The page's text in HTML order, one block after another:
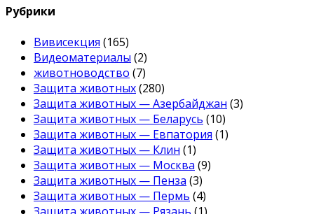
Рубрики
Вивисекция (165)
Видеоматериалы (2)
животноводство (7)
Защита животных(280)
Защита животных — Азербайджан (3)
Защита животных — Беларусь (10)
Защита животных — Евпатория (1)
Защита животных — Клин (1)
Защита животных — Москва (9)
Защита животных — Пенза (3)
Защита животных — Пермь (4)
Защита животных — Рязань (1)